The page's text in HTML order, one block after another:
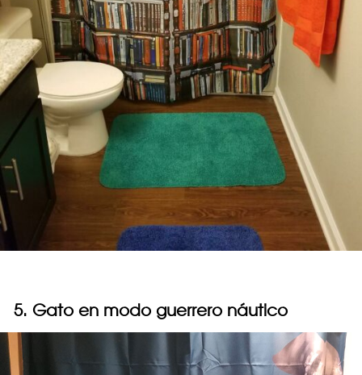
5. Gato en modo guerrero náutico